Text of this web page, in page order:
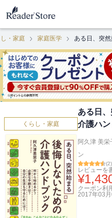
・家庭 家庭医学 ある日、突
くらし・家庭
ある日
介護ハン
阿久津 美栄
ン
(2)
レビューを
¥
クーポン利
2017年03月